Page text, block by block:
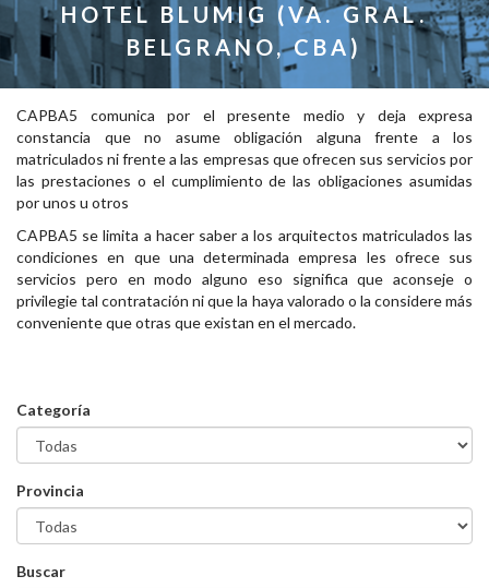
HOTEL BLUMIG (VA. GRAL.
BELGRANO, CBA)
CAPBA5 comunica por el presente medio y deja expresa
constancia que no asume obligación alguna frente a los
matriculados ni frente a las empresas que ofrecen sus servicios por
las prestaciones o el cumplimiento de las obligaciones asumidas
por unos u otros
CAPBA5 se limita a hacer saber a los arquitectos matriculados las
condiciones en que una determinada empresa les ofrece sus
servicios pero en modo alguno eso significa que aconseje o
privilegie tal contratación ni que la haya valorado o la considere más
conveniente que otras que existan en el mercado.
Categoría
Provincia
Buscar